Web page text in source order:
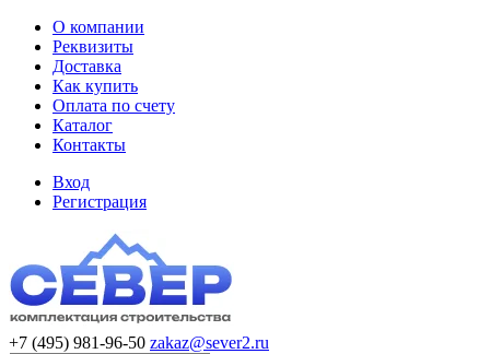
О компании
Реквизиты
Доставка
Как купить
Оплата по счету
Каталог
Контакты
Вход
Регистрация
+7 (495) 981-96-50 zakaz@sever2.ru